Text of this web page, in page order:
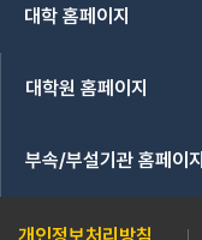
대학 홈페이지
대학원 홈페이지
부속/부설기관 홈페이지